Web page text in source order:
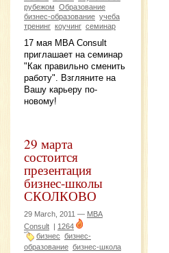
рубежом Образование
бизнес-образование учеба
тренинг коучинг семинар
17 мая MBA Consult
приглашает на семинар
"Как правильно сменить
работу". Взгляните на
Вашу карьеру по-
новому!
29 марта
состоится
презентация
бизнес-школы
СКОЛКОВО
29 March, 2011 — MBA
Consult | 1264
бизнес бизнес-
образование бизнес-школа